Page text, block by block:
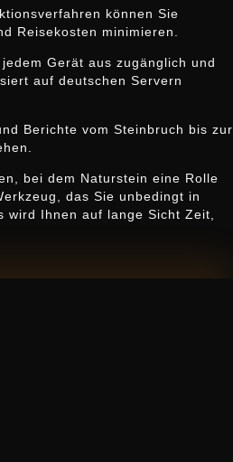
können Sie
Reisekosten minimieren.
Gerät aus zugänglich und
auf deutschen Servern
Berichte vom Steinbruch bis zur
bei dem Naturstein eine Rolle
das Sie unbedingt in
wird Ihnen auf lange Sicht Zeit,